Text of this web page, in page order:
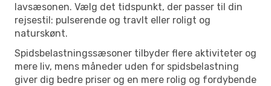
lavsæsonen. Vælg det tidspunkt, der passer til din
rejsestil: pulserende og travlt eller roligt og
naturskønt.
Spidsbelastningssæsoner tilbyder flere aktiviteter og
mere liv, mens måneder uden for spidsbelastning
giver dig bedre priser og en mere rolig og fordybende